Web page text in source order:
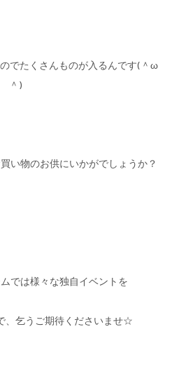
でたくさんものが入るんです(＾ω
＾)
い物のお供にいかがでしょうか？
では様々な独自イベントを
、乞うご期待くださいませ☆